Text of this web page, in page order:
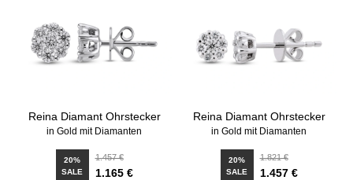
Reina Diamant Ohrstecker
in Gold mit Diamanten
20%
SALE
1.457 €
1.165 €
Reina Diamant Ohrstecker
in Gold mit Diamanten
20%
SALE
1.821 €
1.457 €